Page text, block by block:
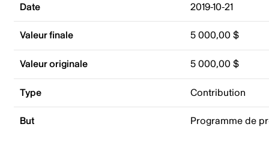
Date 2019-10-21
Valeur finale 5 000,00 $
Valeur originale 5 000,00 $
Type Contribution
But Programme de